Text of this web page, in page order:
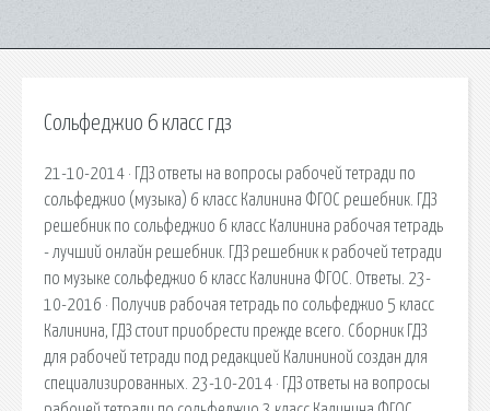
Сольфеджио 6 класс гдз
21-10-2014 · ГДЗ ответы на вопросы рабочей тетради по
сольфеджио (музыка) 6 класс Калинина ФГОС решебник. ГДЗ
решебник по сольфеджио 6 класс Калинина рабочая тетрадь
- лучший онлайн решебник. ГДЗ решебник к рабочей тетради
по музыке сольфеджио 6 класс Калинина ФГОС. Ответы. 23-
10-2016 · Получив рабочая тетрадь по сольфеджио 5 класс
Калинина, ГДЗ стоит приобрести прежде всего. Сборник ГДЗ
для рабочей тетради под редакцией Калининой создан для
специализированных. 23-10-2014 · ГДЗ ответы на вопросы